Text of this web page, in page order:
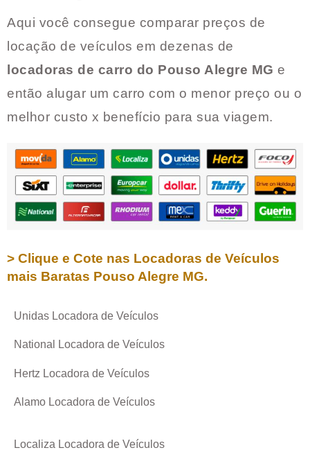
Aqui você consegue comparar preços de
locação de veículos em dezenas de
locadoras de carro do Pouso Alegre MG e
então alugar um carro com o menor preço ou o
melhor custo x benefício para sua viagem.
> Clique e Cote nas Locadoras de Veículos
mais Baratas Pouso Alegre MG.
Unidas Locadora de Veículos
National Locadora de Veículos
Hertz Locadora de Veículos
Alamo Locadora de Veículos
Localiza Locadora de Veículos